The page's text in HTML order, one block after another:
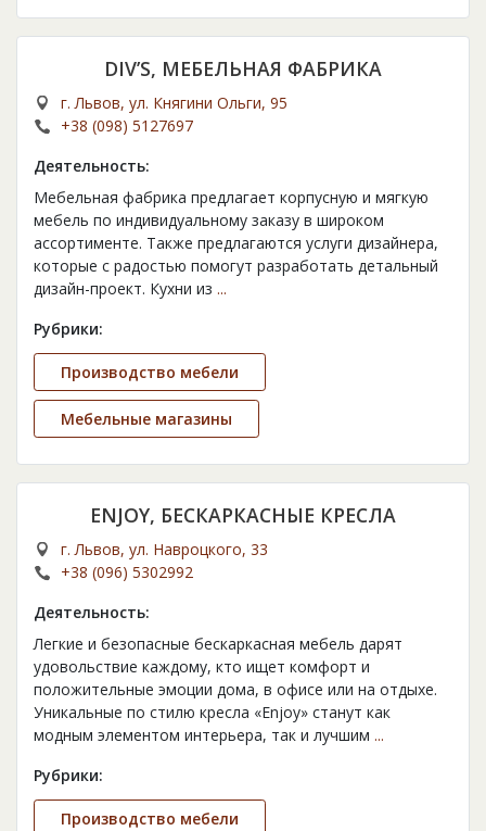
DIV’S, МЕБЕЛЬНАЯ ФАБРИКА
г. Львов, ул. Княгини Ольги, 95
+38 (098) 5127697
Деятельность:
Мебельная фабрика предлагает корпусную и мягкую
мебель по индивидуальному заказу в широком
ассортименте. Также предлагаются услуги дизайнера,
которые с радостью помогут разработать детальный
дизайн-проект. Кухни из ...
Рубрики:
Производство мебели
Мебельные магазины
ENJOY, БЕСКАРКАСНЫЕ КРЕСЛА
г. Львов, ул. Навроцкого, 33
+38 (096) 5302992
Деятельность:
Легкие и безопасные бескаркасная мебель дарят
удовольствие каждому, кто ищет комфорт и
положительные эмоции дома, в офисе или на отдыхе.
Уникальные по стилю кресла «Enjoy» станут как
модным элементом интерьера, так и лучшим ...
Рубрики:
Производство мебели